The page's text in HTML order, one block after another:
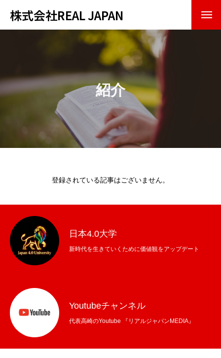
株式会社REAL JAPAN
企業理念
事業内容
紹介
登録されている記事はございません。
日本4.0大学
新時代を生きていくために価値観をアップデート
Youtubeチャンネル
代表高崎のYoutube 『リアルジャパンMEDIA』